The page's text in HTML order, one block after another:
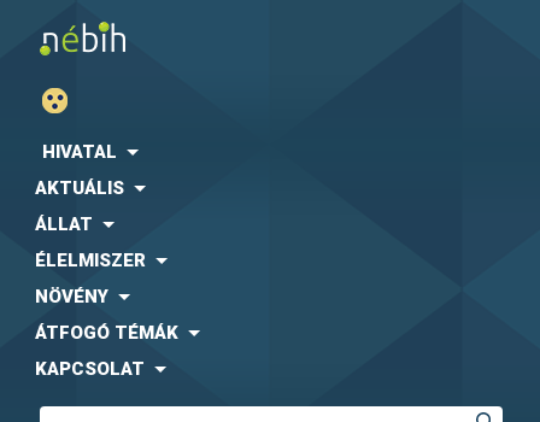
HIVATAL
AKTUÁLIS
ÁLLAT
ÉLELMISZER
NÖVÉNY
ÁTFOGÓ TÉMÁK
KAPCSOLAT